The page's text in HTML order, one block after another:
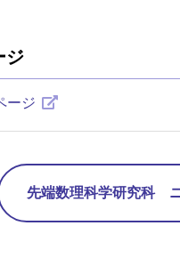
ジ
ージ
先端数理科学研究科